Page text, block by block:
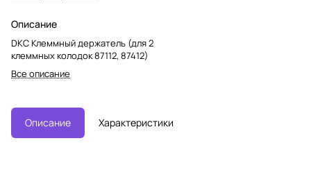
Описание
DKC Клеммный держатель (для 2
клеммных колодок 87112, 87412)
Все описание
Описание Характеристики